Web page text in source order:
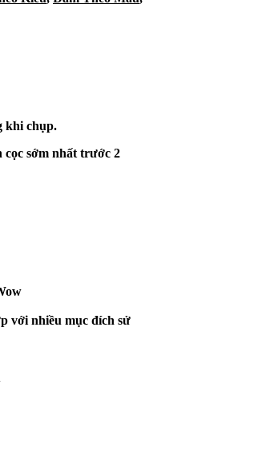
khi chụp.
cọc sớm nhất trước 2
với nhiều mục đích sử